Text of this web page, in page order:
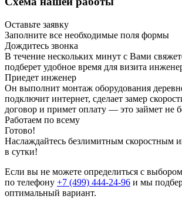
Оставьте заявку
Заполните все необходимые поля формы
Дождитесь звонка
В течение нескольких минут с Вами
подберет удобное время для визита
Приедет инженер
Он выполнит монтаж оборудования
подключит интернет, сделает замер
договор и примет оплату — это займет не
Работаем по всему
Готово!
Наслаждайтесь безлимитным скоростным
в сутки!
Если вы не можете определиться с
по телефону +7 (499) 444-24-96 и мы
оптимальный вариант.